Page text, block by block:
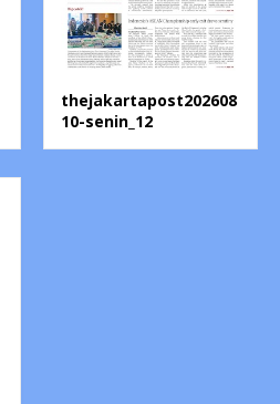
thejakartapost202608
10-senin_12